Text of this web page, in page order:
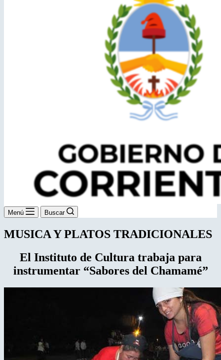
Menú Buscar
MUSICA Y PLATOS TRADICIONALES
El Instituto de Cultura trabaja para
instrumentar “Sabores del Chamamé”